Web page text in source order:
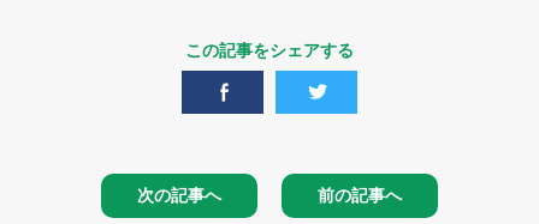
この記事をシェアする
次の記事へ 前の記事へ